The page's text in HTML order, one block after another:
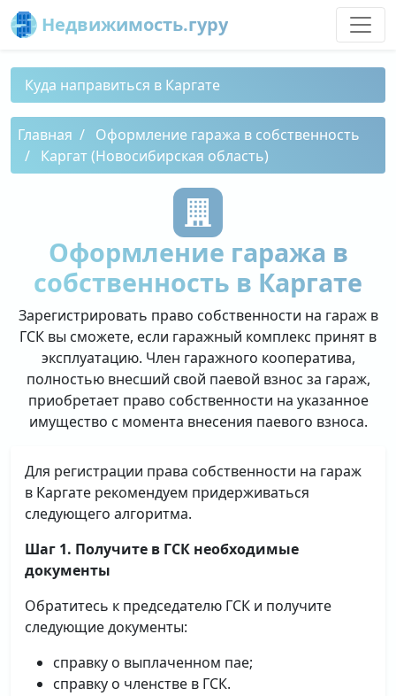
Недвижимость.гуру
Куда направиться в Каргате
Главная
Оформление гаража в собственность
Каргат (Новосибирская область)
Оформление гаража в
собственность в Каргате
Зарегистрировать право собственности на гараж в
ГСК вы сможете, если гаражный комплекс принят в
эксплуатацию. Член гаражного кооператива,
полностью внесший свой паевой взнос за гараж,
приобретает право собственности на указанное
имущество с момента внесения паевого взноса.
Для регистрации права собственности на гараж
в Каргате рекомендуем придерживаться
следующего алгоритма.
Шаг 1. Получите в ГСК необходимые
документы
Обратитесь к председателю ГСК и получите
следующие документы:
справку о выплаченном пае;
справку о членстве в ГСК.